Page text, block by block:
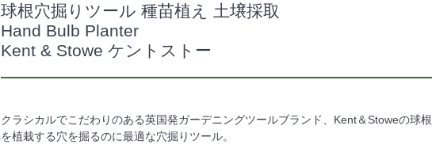
球根穴掘りツール 種苗植え 土壌採取
Hand Bulb Planter
Kent & Stowe ケントストー
クラシカルでこだわりのある英国発ガーデニングツールブランド、Kent＆Stoweの球根
を植栽する穴を掘るのに最適な穴掘りツール。